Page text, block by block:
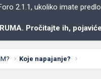
2.1.1, ukoliko imate
Pročitajte ih,
Koje napajanje?